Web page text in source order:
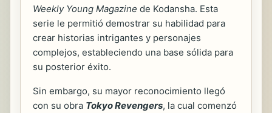
Weekly Young Magazine de Kodansha. Esta
serie le permitió demostrar su habilidad para
crear historias intrigantes y personajes
complejos, estableciendo una base sólida para
su posterior éxito.
Sin embargo, su mayor reconocimiento llegó
con su obra Tokyo Revengers, la cual comenzó